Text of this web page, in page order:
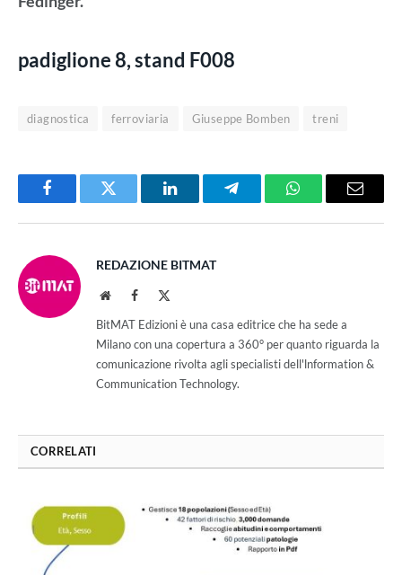
padiglione8, stand F008
diagnostica ferroviaria Giuseppe Bomben treni
FacebookTwitter LinkedInTelegramWhatsAppEmail
REDAZIONE BITMAT
WebsiteFacebook
BitMAT Edizioni è una casa editrice che ha sede a
Milano con una copertura a 360° per quanto riguarda la
comunicazione rivolta agli specialisti dell'lnformation &
Communication Technology.
CORRELATI